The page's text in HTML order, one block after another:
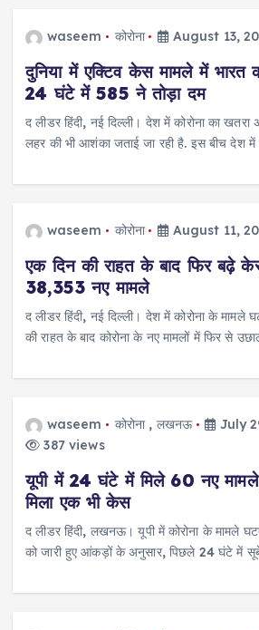
waseem कोरोना August 13,
दुनिया में एक्टिव केस मामले में भारत
24 घंटे में 585 ने तोड़ा दम
द लीडर हिंदी, नई दिल्ली। देश में कोरोना का खतरा
लहर की भी आशंका जताई जा रही है. इस बीच देश में
waseem कोरोना August 11,
एक दिन की राहत के बाद फिर बढ़े
38,353 नए मामले
द लीडर हिंदी, नई दिल्ली। देश में कोरोना के मामले
की राहत के बाद कोरोना के नए मामलों में फिर से
waseem कोरोना, लखनऊ
July
387 views
यूपी में 24 घंटे में मिले 60 नए
मिला एक भी केस
द लीडर हिंदी, लखनऊ। यूपी में कोरोना के मामले
को जारी हुए आंकड़ों के अनुसार, पिछले 24 घंटे में